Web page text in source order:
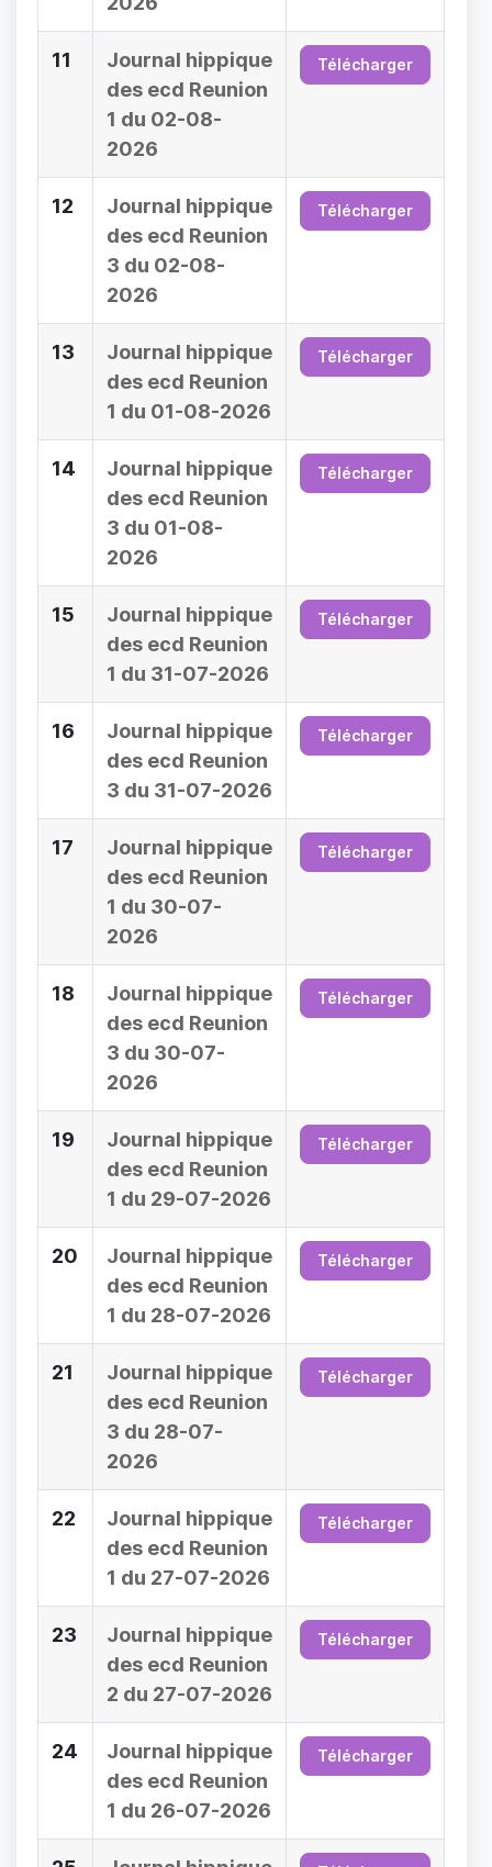
11
Journal hippique
des ecd Reunion
1 du 02-08-
2026
Télécharger
12
Journal hippique
des ecd Reunion
3 du 02-08-
2026
Télécharger
13
Journal hippique
des ecd Reunion
1 du 01-08-2026
Télécharger
14
Journal hippique
des ecd Reunion
3 du 01-08-
2026
Télécharger
15
Journal hippique
des ecd Reunion
1 du 31-07-2026
Télécharger
16
Journal hippique
des ecd Reunion
3 du 31-07-2026
Télécharger
17
Journal hippique
des ecd Reunion
1 du 30-07-
2026
Télécharger
18
Journal hippique
des ecd Reunion
3 du 30-07-
2026
Télécharger
19
Journal hippique
des ecd Reunion
1 du 29-07-2026
Télécharger
20
Journal hippique
des ecd Reunion
1 du 28-07-2026
Télécharger
21
Journal hippique
des ecd Reunion
3 du 28-07-
2026
Télécharger
22
Journal hippique
des ecd Reunion
1 du 27-07-2026
Télécharger
23
Journal hippique
des ecd Reunion
2 du 27-07-2026
Télécharger
24
Journal hippique
des ecd Reunion
1 du 26-07-2026
Télécharger